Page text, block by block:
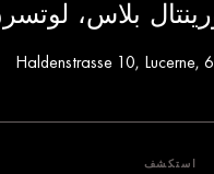
بلاس،
Haldenstrasse 10, Lucerne,
استكشف